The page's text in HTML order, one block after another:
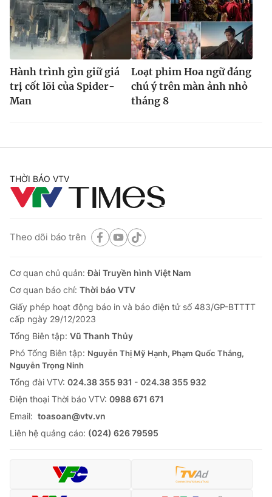
Hành trình gìn giữ giá
trị cốt lõi của Spider-
Man
Loạt phim Hoa ngữ đáng
chú ý trên màn ảnh nhỏ
tháng 8
THỜI BÁO VTV
Theo dõi báo trên
Cơ quan chủ quản:Đài Truyền hình Việt Nam
Cơ quan báo chí: Thời báo VTV
Giấy phép hoạt động báo in và báo điện tử số 483/GP-BTTTT
cấp ngày 29/12/2023
Tổng Biên tập: Vũ Thanh Thủy
Phó Tổng Biên tập: Nguyễn Thị Mỹ Hạnh, Phạm Quốc Thắng,
Nguyễn Trọng Ninh
Tổng đài VTV: 024.38 355 931 - 024.38 355 932
Ðiện thoại Thời báo VTV: 0988 671 671
Email: toasoan@vtv.vn
Liên hệ quảng cáo: (024) 626 79595